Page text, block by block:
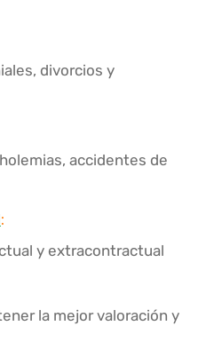
divorcios y
accidentes de
:
y extracontractual
la mejor valoración y